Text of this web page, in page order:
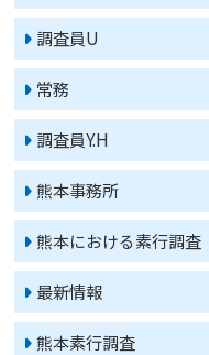
調査員U
常務
調査員Y.H
熊本事務所
熊本における素行調査
最新情報
熊本素行調査